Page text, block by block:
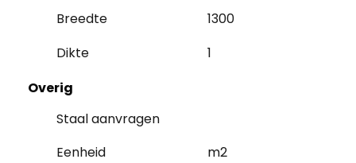
Breedte
1300
Dikte
1
Overig
Staal aanvragen
Eenheid
m2